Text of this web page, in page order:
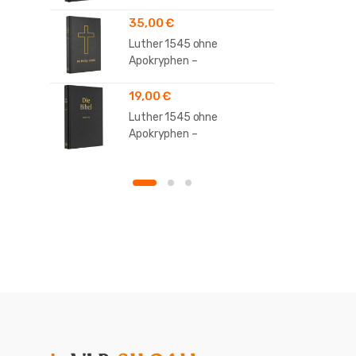
35,00€
Luther 1545 ohne
Apokryphen –
19,00€
Luther 1545 ohne
Apokryphen –